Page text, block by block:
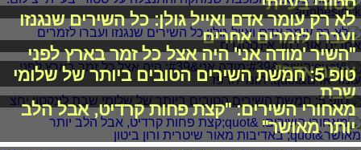
לא רק עומר אדם ואייל גולן: כל השירים שנגנזו
ועברו לזמרים אחרים
"השיר 'מודה אני' היה אצל כל זמר בארץ לפני
עומר אדם"טופ 5: חמשת השירים הטובים ביותר של שלומי
שבת
מאחורי השירים: "קצת פחות קרדיט, אבל הלב
יותר מאושר"